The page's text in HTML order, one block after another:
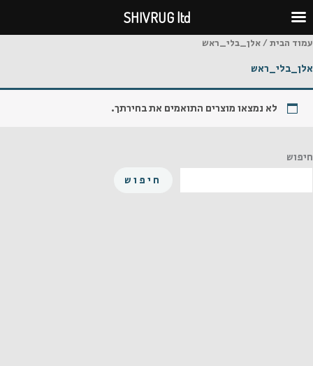
לתוכן
עמוד הבית/ אלן_בלי_ראש
אלן_בלי_ראש
לא נמצאו מוצרים התואמים את בחירתך.
חיפוש
חיפוש
SHIVRUG ltd